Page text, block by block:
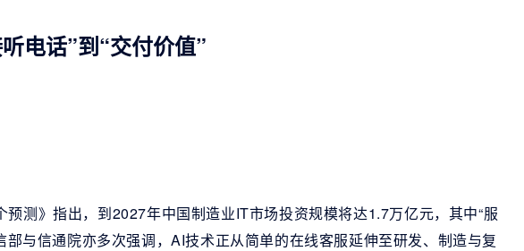
电话”到“交付价值”
测》指出，到2027年中国制造业IT市场投资规模将达1.7万亿元，其中“服
部与信通院亦多次强调，AI技术正从简单的在线客服延伸至研发、制造与复